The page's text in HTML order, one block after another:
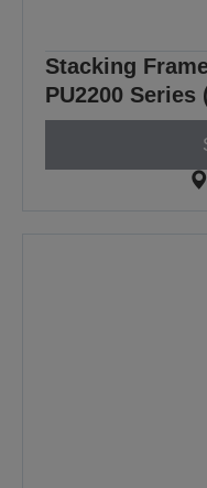
Stacking
PU2200 Series